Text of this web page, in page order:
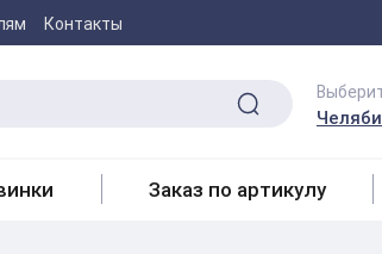
Контакты
Заказ по артикулу